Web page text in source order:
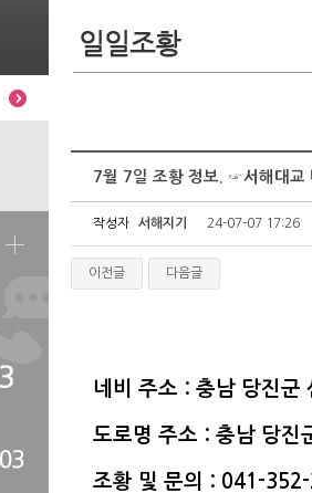
7월 7일 조황 정보. ☞서해대교
작성자 서해지기 24-07-07 17:26
이전글 다음글
네비 주소 : 충남 당진군
도로명 주소 : 충남 당
조황 및 문의 : 041-